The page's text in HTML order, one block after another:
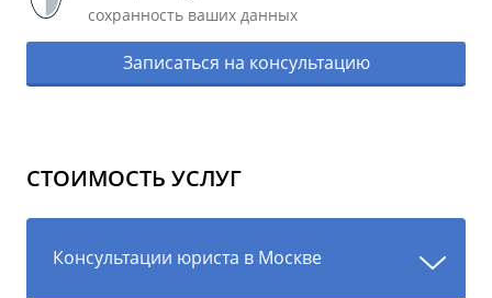
сохранность ваших данных
Записаться на консультацию
СТОИМОСТЬ УСЛУГ
Консультации юриста в Москве